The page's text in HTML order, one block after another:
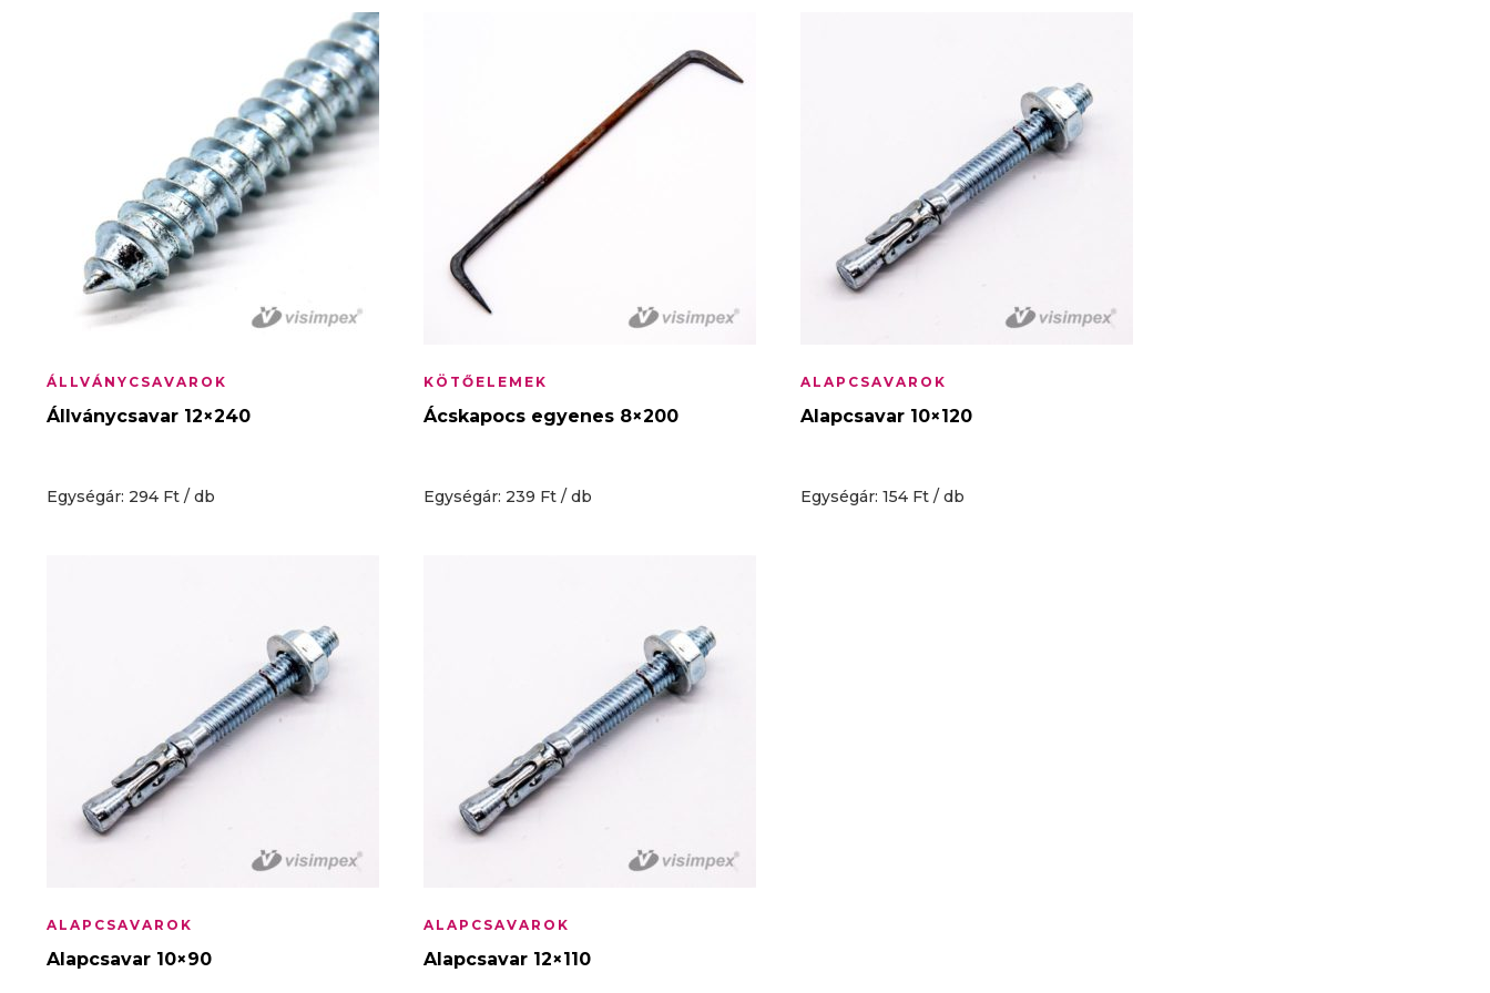
ÁLLVÁNYCSAVAROK
Állványcsavar 12×240
Egységár: 294 Ft / db
KÖTŐELEMEK
Ácskapocs egyenes 8×200
Egységár: 239 Ft / db
ALAPCSAVAROK
Alapcsavar 10×120
Egységár: 154 Ft / db
ALAPCSAVAROK
Alapcsavar 10×90
ALAPCSAVAROK
Alapcsavar 12×110